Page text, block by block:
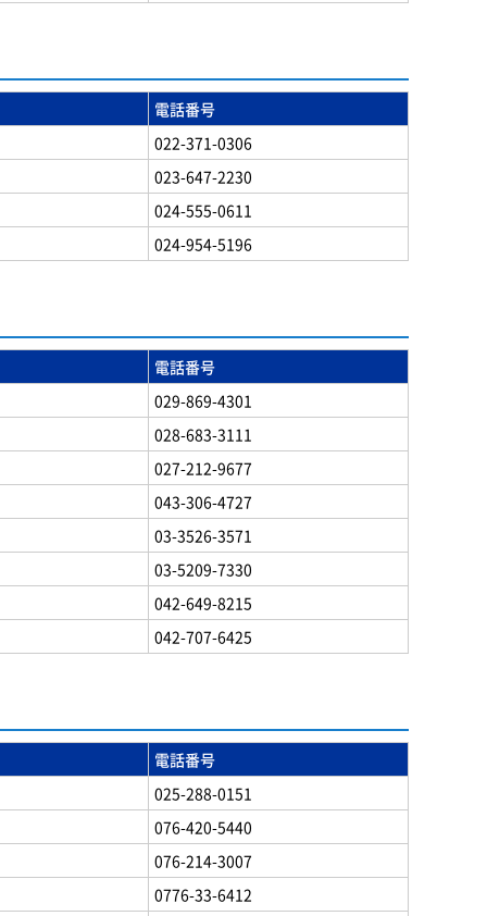
電話番号
022-371-0306
023-647-2230
024-555-0611
024-954-5196
電話番号
029-869-4301
028-683-3111
027-212-9677
043-306-4727
03-3526-3571
03-5209-7330
042-649-8215
042-707-6425
電話番号
025-288-0151
076-420-5440
076-214-3007
0776-33-6412